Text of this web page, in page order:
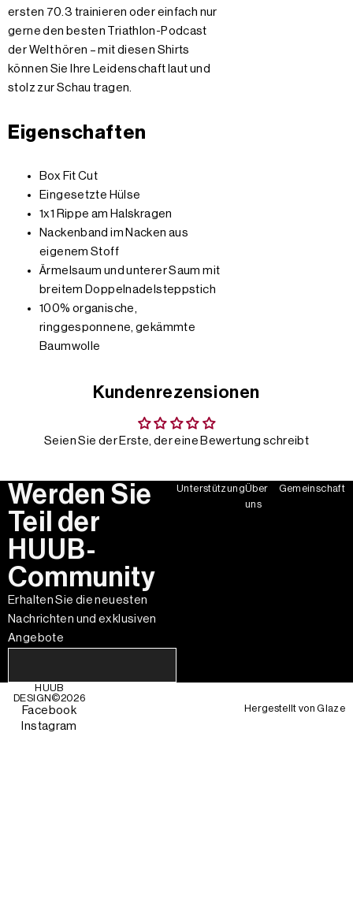
ersten 70.3 trainieren oder einfach nur
gerne den besten Triathlon-Podcast
der Welt hören – mit diesen Shirts
können Sie Ihre Leidenschaft laut und
stolz zur Schau tragen.
Eigenschaften
Box Fit Cut
Eingesetzte Hülse
1x1 Rippe am Halskragen
Nackenband im Nacken aus
eigenem Stoff
Ärmelsaum und unterer Saum mit
breitem Doppelnadelsteppstich
100% organische,
ringgesponnene, gekämmte
Baumwolle
Kundenrezensionen
Seien Sie der Erste, der eine Bewertung schreibt
Werden Sie
Teil der
HUUB-
Community
Erhalten Sie die neuesten
Nachrichten und exklusiven
Angebote
UnterstützungÜber
uns
Gemeinschaft
HUUB
DESIGN©2026
Facebook
Instagram
Hergestellt vonGlaze